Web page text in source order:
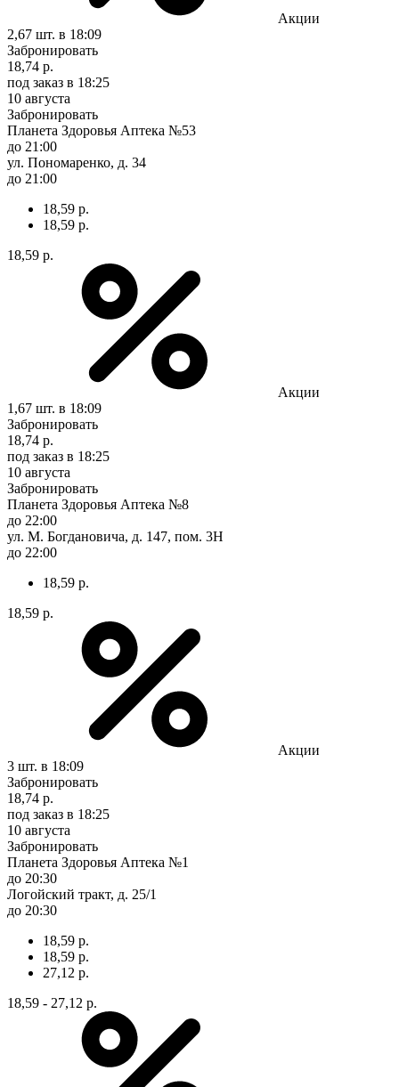
Акции
2,67 шт. в 18:09
Забронировать
18,74 р.
под заказ в 18:25
10 августа
Забронировать
Планета Здоровья Аптека №53
до 21:00
ул. Пономаренко, д. 34
до 21:00
18,59 р.
18,59 р.
18,59 р.
Акции
1,67 шт. в 18:09
Забронировать
18,74 р.
под заказ в 18:25
10 августа
Забронировать
Планета Здоровья Аптека №8
до 22:00
ул. М. Богдановича, д. 147, пом. 3Н
до 22:00
18,59 р.
18,59 р.
Акции
3 шт. в 18:09
Забронировать
18,74 р.
под заказ в 18:25
10 августа
Забронировать
Планета Здоровья Аптека №1
до 20:30
Логойский тракт, д. 25/1
до 20:30
18,59 р.
18,59 р.
27,12 р.
18,59 - 27,12 р.